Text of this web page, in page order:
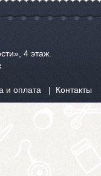
4 этаж.
и оплата Контакты